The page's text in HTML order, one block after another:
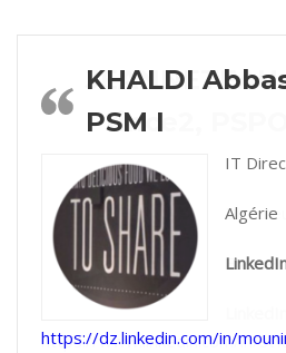
JEANNETEAU
Prince2,
France
https://www.linkedin.com/in/